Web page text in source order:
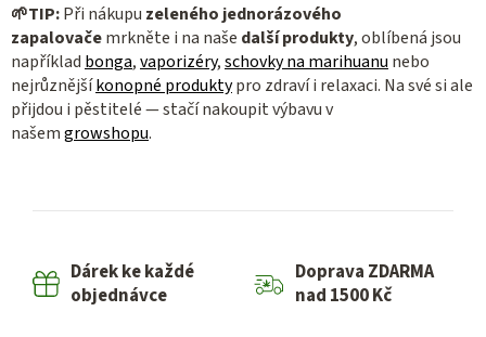
🌱TIP:Při nákupu zeleného jednorázového
zapalovačemrkněte i na naše další produkty, oblíbená jsou
například bonga,vaporizéry,schovky na marihuanu nebo
nejrůznějšíkonopné produktypro zdraví i relaxaci. Na své si ale
přijdou i pěstitelé — stačí nakoupit výbavu v
našemgrowshopu.
Dárek ke každé
objednávce
Doprava ZDARMA
nad 1500 Kč